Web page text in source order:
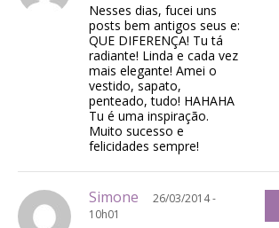
Nesses dias, fucei uns
posts bem antigos seus e:
QUE DIFERENÇA! Tu tá
radiante! Linda e cada vez
mais elegante! Amei o
vestido, sapato,
penteado, tudo! HAHAHA
Tu é uma inspiração.
Muito sucesso e
felicidades sempre!
Simone
26/03/2014 -
10h01